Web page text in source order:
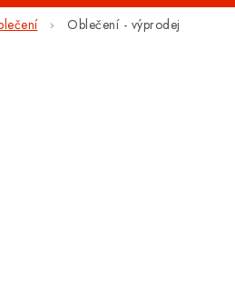
Oblečení - výprodej